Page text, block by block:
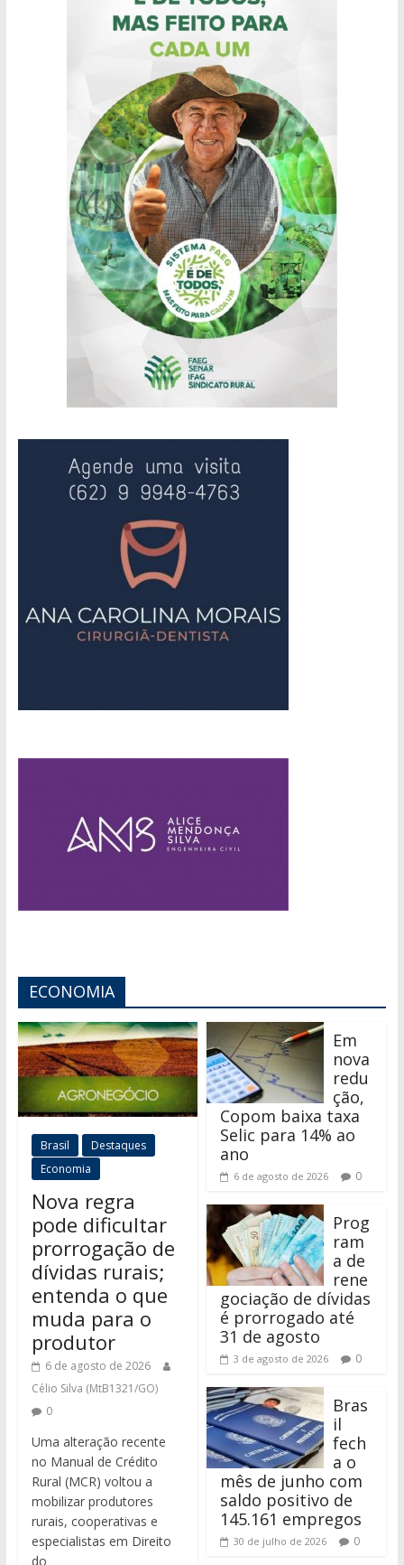
ECONOMIA
Brasil
Destaques
Economia
Nova regra
pode dificultar
prorrogação de
dívidas rurais;
entenda o que
muda para o
produtor
6 de agosto de 2026
Célio Silva (MtB1321/GO)
0
Uma alteração recente
no Manual de Crédito
Rural (MCR) voltou a
mobilizar produtores
rurais, cooperativas e
especialistas em Direito
do
Em
nova
redu
ção,
Copom baixa taxa
Selic para 14% ao
ano
6 de agosto de 2026 0
Prog
ram
a de
rene
gociação de dívidas
é prorrogado até
31 de agosto
3 de agosto de 2026 0
Bras
il
fech
a o
mês de junho com
saldo positivo de
145.161 empregos
30 de julho de 2026 0